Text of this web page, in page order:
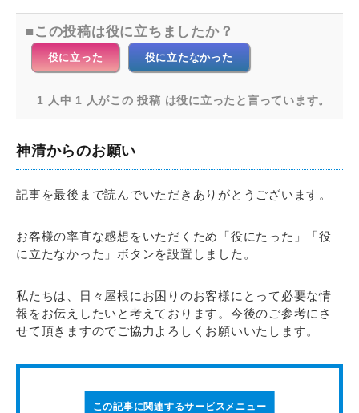
この投稿は役に立ちましたか？
役に立った 役に立たなかった
1 人中 1 人がこの 投稿 は役に立ったと言っています。
神清からのお願い
記事を最後まで読んでいただきありがとうございます。
お客様の率直な感想をいただくため「役にたった」「役
に立たなかった」ボタンを設置しました。
私たちは、日々屋根にお困りのお客様にとって必要な情
報をお伝えしたいと考えております。今後のご参考にさ
せて頂きますのでご協力よろしくお願いいたします。
この記事に関連するサービスメニュー